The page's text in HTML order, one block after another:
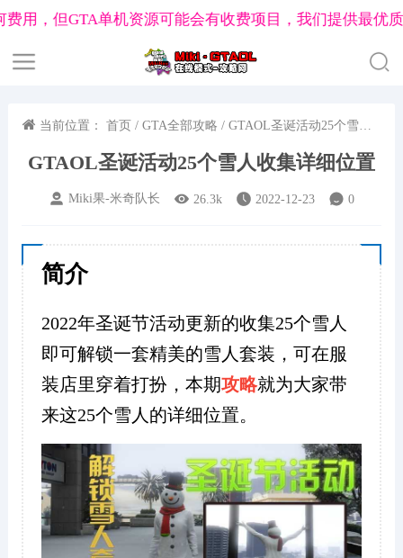
，但GTA单机资源可能会有收费项目，我们提供最优
GTAOL捏脸数据工具 GTA私人战局建立工具 GTA洛圣都兴趣
当前位置： 首页 / GTA全部攻略 / GTAOL圣诞活动25个雪人
GTAOL圣诞活动25个雪人收集详细位置
Miki果-米奇队长 26.3k 2022-12-23 0
简介
2022年圣诞节活动更新的收集25个雪人
即可解锁一套精美的雪人套装，可在服
装店里穿着打扮，本期攻略就为大家带
来这25个雪人的详细位置。